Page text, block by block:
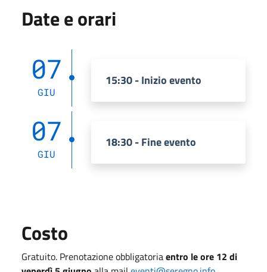
Date e orari
07
GIU
15:30 - Inizio evento
07
GIU
18:30 - Fine evento
Costo
Gratuito. Prenotazione obbligatoriaentro le ore 12 di